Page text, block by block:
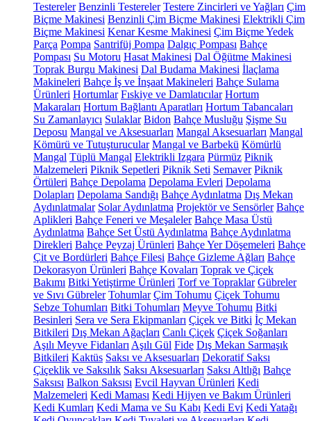
Testereler Benzinli Testereler Testere Zincirleri ve Yağları Çim
Biçme Makinesi Benzinli Çim Biçme Makinesi Elektrikli Çim
Biçme Makinesi Kenar Kesme Makinesi Çim Biçme Yedek
Parça Pompa Santrifüj Pompa Dalgıç Pompası Bahçe
Pompası Su Motoru Hasat Makinesi Dal Öğütme Makinesi
Toprak Burgu Makinesi Dal Budama Makinesi İlaçlama
Makineleri Bahçe İş ve İnşaat Makineleri Bahçe Sulama
Ürünleri Hortumlar Fıskiye ve Damlatıcılar Hortum
Makaraları Hortum Bağlantı Aparatları Hortum Tabancaları
Su Zamanlayıcı Sulaklar Bidon Bahçe Musluğu Şişme Su
Deposu Mangal ve Aksesuarları Mangal Aksesuarları Mangal
Kömürü ve Tutuşturucular Mangal ve Barbekü Kömürlü
Mangal Tüplü Mangal Elektrikli Izgara Pürmüz Piknik
Malzemeleri Piknik Sepetleri Piknik Seti Semaver Piknik
Örtüleri Bahçe Depolama Depolama Evleri Depolama
Dolapları Depolama Sandığı Bahçe Aydınlatma Dış Mekan
Aydınlatmalar Solar Aydınlatma Projektör ve Sensörler Bahçe
Aplikleri Bahçe Feneri ve Meşaleler Bahçe Masa Üstü
Aydınlatma Bahçe Set Üstü Aydınlatma Bahçe Aydınlatma
Direkleri Bahçe Peyzaj Ürünleri Bahçe Yer Döşemeleri Bahçe
Çit ve Bordürleri Bahçe Filesi Bahçe Gizleme Ağları Bahçe
Dekorasyon Ürünleri Bahçe Kovaları Toprak ve Çiçek
Bakımı Bitki Yetiştirme Ürünleri Torf ve Topraklar Gübreler
ve Sıvı Gübreler Tohumlar Çim Tohumu Çiçek Tohumu
Sebze Tohumları Bitki Tohumları Meyve Tohumu Bitki
Besinleri Sera ve Sera Ekipmanları Çiçek ve Bitki İç Mekan
Bitkileri Dış Mekan Ağaçları Canlı Çiçek Çiçek Soğanları
Aşılı Meyve Fidanları Aşılı Gül Fide Dış Mekan Sarmaşık
Bitkileri Kaktüs Saksı ve Aksesuarları Dekoratif Saksı
Çiçeklik ve Saksılık Saksı Aksesuarları Saksı Altlığı Bahçe
Saksısı Balkon Saksısı Evcil Hayvan Ürünleri Kedi
Malzemeleri Kedi Maması Kedi Hijyen ve Bakım Ürünleri
Kedi Kumları Kedi Mama ve Su Kabı Kedi Evi Kedi Yatağı